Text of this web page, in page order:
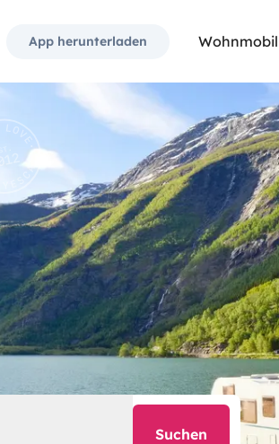
App herunterladen
Suchen